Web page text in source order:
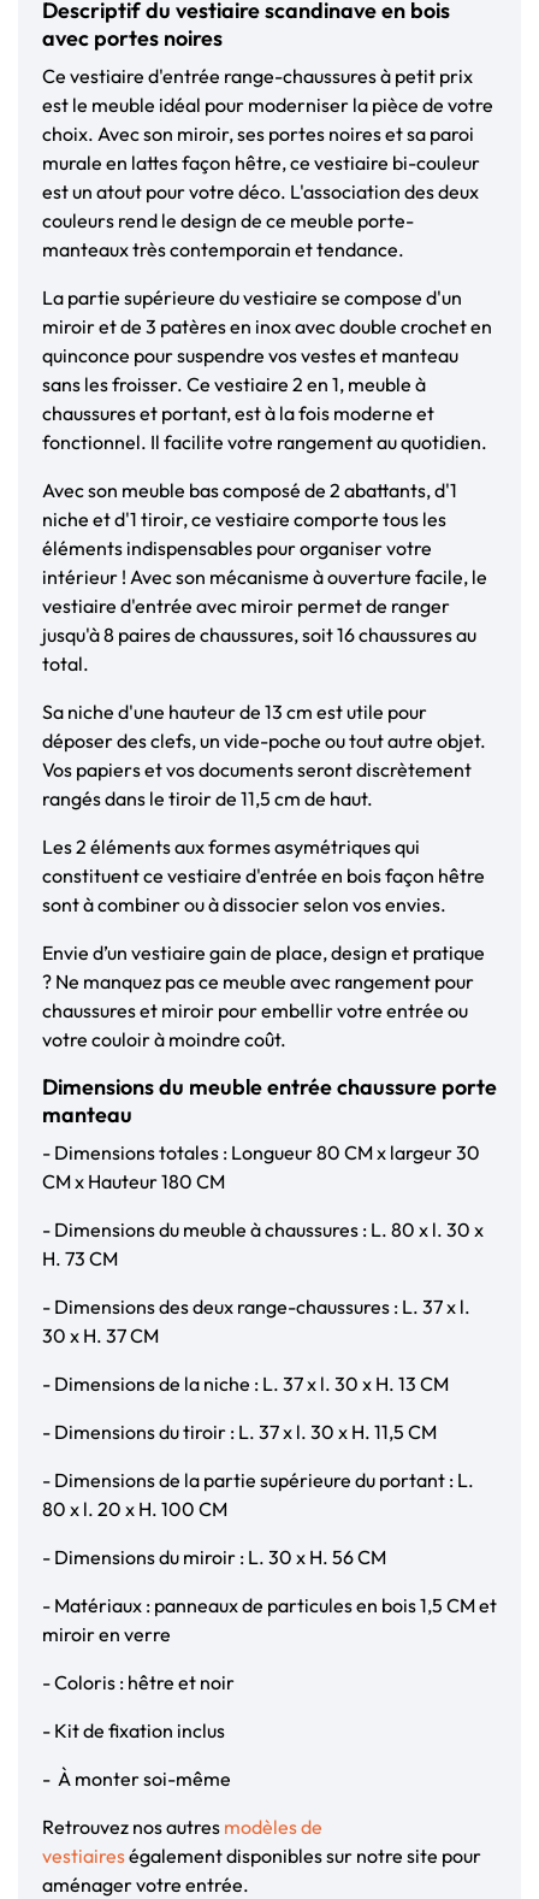
Descriptif du vestiaire scandinave en bois
avec portes noires
Ce vestiaire d'entrée range-chaussures à petit prix
est le meuble idéal pour moderniser la pièce de votre
choix. Avec son miroir, ses portes noires et sa paroi
murale en lattes façon hêtre, ce vestiaire bi-couleur
est un atout pour votre déco. L'association des deux
couleurs rend le design de ce meuble porte-
manteaux très contemporain et tendance.
La partie supérieure du vestiaire se compose d'un
miroir et de 3 patères en inox avec double crochet en
quinconce pour suspendre vos vestes et manteau
sans les froisser. Ce vestiaire 2 en 1, meuble à
chaussures et portant, est à la fois moderne et
fonctionnel. Il facilite votre rangement au quotidien.
Avec son meuble bas composé de 2 abattants, d'1
niche et d'1 tiroir, ce vestiaire comporte tous les
éléments indispensables pour organiser votre
intérieur ! Avec son mécanisme à ouverture facile, le
vestiaire d'entrée avec miroir permet de ranger
jusqu'à 8 paires de chaussures, soit 16 chaussures au
total.
Sa niche d'une hauteur de 13 cm est utile pour
déposer des clefs, un vide-poche ou tout autre objet.
Vos papiers et vos documents seront discrètement
rangés dans le tiroir de 11,5 cm de haut.
Les 2 éléments aux formes asymétriques qui
constituent ce vestiaire d'entrée en bois façon hêtre
sont à combiner ou à dissocier selon vos envies.
Envie d’un vestiaire gain de place, design et pratique
? Ne manquez pas ce meuble avec rangement pour
chaussures et miroir pour embellir votre entrée ou
votre couloir à moindre coût.
Dimensions du meuble entrée chaussure porte
manteau
- Dimensions totales : Longueur 80 CM x largeur 30
CM x Hauteur 180 CM
- Dimensions du meuble à chaussures : L. 80 x l. 30 x
H. 73 CM
- Dimensions des deux range-chaussures : L. 37 x l.
30 x H. 37 CM
- Dimensions de la niche : L. 37 x l. 30 x H. 13 CM
- Dimensions du tiroir : L. 37 x l. 30 x H. 11,5 CM
- Dimensions de la partie supérieure du portant : L.
80 x l. 20 x H. 100 CM
- Dimensions du miroir : L. 30 x H. 56 CM
- Matériaux : panneaux de particules en bois 1,5 CM et
miroir en verre
- Coloris : hêtre et noir
- Kit de fixation inclus
- À monter soi-même
Retrouvez nos autres modèles de
vestiaireségalement disponibles sur notre site pour
aménager votre entrée.